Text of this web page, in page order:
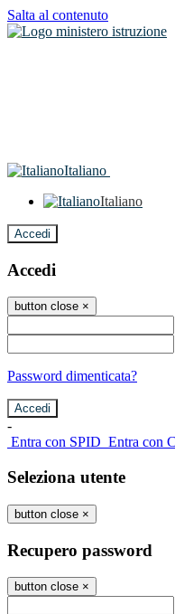
Salta al contenuto
Italiano
Italiano
Accedi
Accedi
button close ×
Password dimenticata?
-
Entra con SPID Entra con
Seleziona utente
button close ×
Recupero password
button close ×